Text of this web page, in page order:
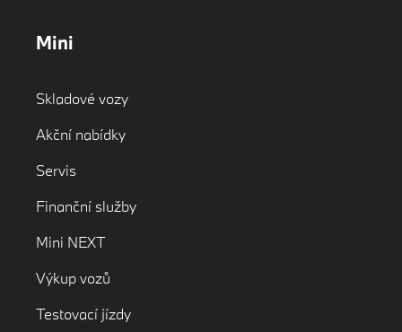
Mini
Skladové vozy
Akční nabídky
Servis
Finanční služby
Mini NEXT
Výkup vozů
Testovací jízdy